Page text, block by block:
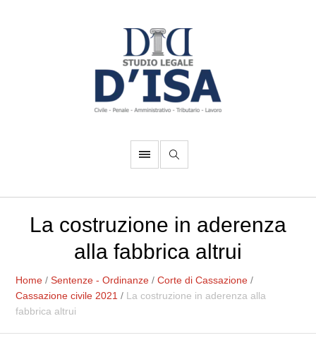
La costruzione in aderenza
alla fabbrica altrui
Home /Sentenze - Ordinanze /Corte di Cassazione /
Cassazione civile 2021 / La costruzione in aderenza alla
fabbrica altrui